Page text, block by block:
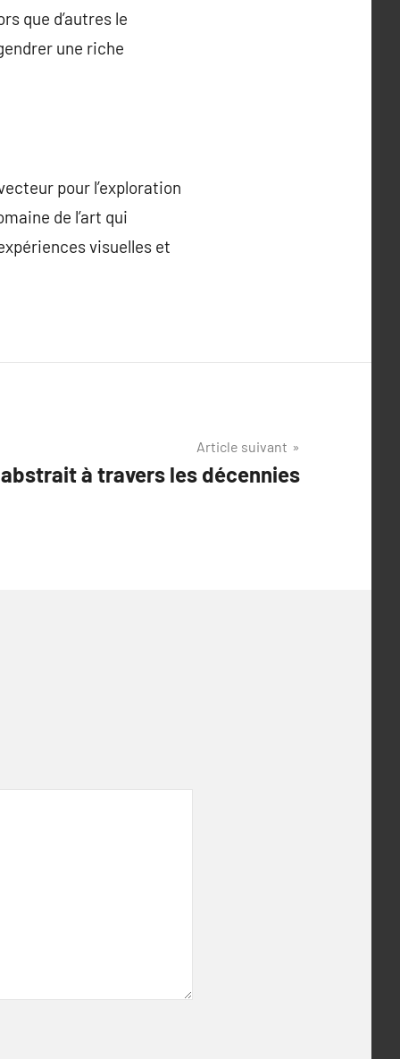
que d’autres le
une riche
pour l’exploration
de l’art qui
visuelles et
Article suivant
abstrait à travers les décennies